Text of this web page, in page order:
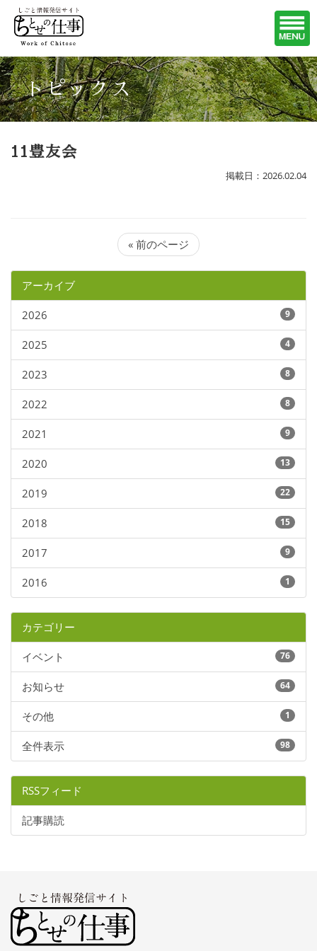
トピックス
11豊友会
掲載日：2026.02.04
« 前のページ
アーカイブ
2026 9
2025 4
2023 8
2022 8
2021 9
2020 13
2019 22
2018 15
2017 9
2016 1
カテゴリー
イベント 76
お知らせ 64
その他 1
全件表示 98
RSSフィード
記事購読